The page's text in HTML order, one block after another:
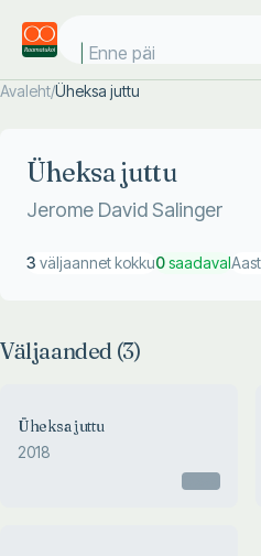
Enne päik
Avaleht/Üheksa juttu
Üheksa juttu
Jerome David Salinger
3 väljaannet kokku0saadaval
Väljaanded (3)
Üheksa juttu
2018